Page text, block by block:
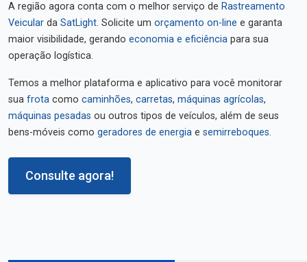
A região agora conta com o melhor serviço de Rastreamento
Veicular da SatLight. Solicite um orçamento on-line e garanta
maior visibilidade, gerando economia e eficiência para sua
operação logística.
Temos a melhor plataforma e aplicativo para você monitorar
sua frota como caminhões, carretas, máquinas agrícolas,
máquinas pesadas ou outros tipos de veículos, além de seus
bens-móveis como geradores de energia e semirreboques.
Consulte agora!